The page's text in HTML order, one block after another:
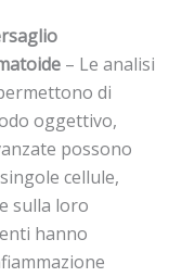
– Le analisi
di
oggettivo,
possono
cellule,
sulla loro
hanno